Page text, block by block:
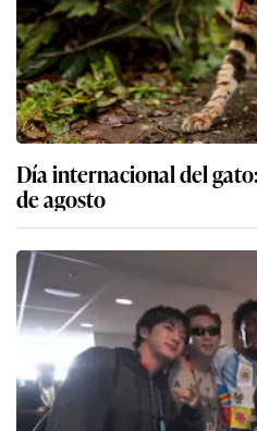
Día internacional del
de agosto